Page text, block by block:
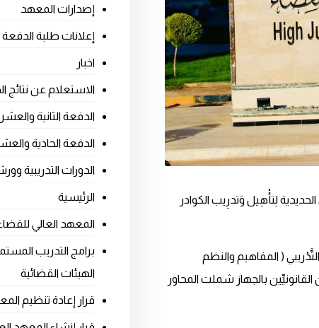
لِتأْهِيل وَتدرِيب الكوادر
البرْنامج التَّدْريبي ( المفاهيم والنظم
بالجهاز شملت المحاور
إصدارات المعهد
إعلانات طلبة الدفعة 21
اخبار
الاستعلام عن نتائج
الدفعة الثانية
الدفعة الحادية
الدورات التدريبية
الرئيسية
المعهد العالي
برامج التدريب
الهيئات القضائية
قرار إعادة تنظيم